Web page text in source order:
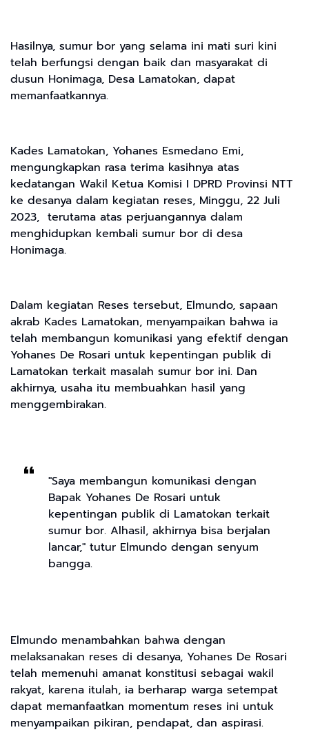
Hasilnya, sumur bor yang selama ini mati suri kini
telah berfungsi dengan baik dan masyarakat di
dusun Honimaga, Desa Lamatokan, dapat
memanfaatkannya.
Kades Lamatokan, Yohanes Esmedano Emi,
mengungkapkan rasa terima kasihnya atas
kedatangan Wakil Ketua Komisi I DPRD Provinsi NTT
ke desanya dalam kegiatan reses, Minggu, 22 Juli
2023, terutama atas perjuangannya dalam
menghidupkan kembali sumur bor di desa
Honimaga.
Dalam kegiatan Reses tersebut, Elmundo, sapaan
akrab Kades Lamatokan, menyampaikan bahwa ia
telah membangun komunikasi yang efektif dengan
Yohanes De Rosari untuk kepentingan publik di
Lamatokan terkait masalah sumur bor ini. Dan
akhirnya, usaha itu membuahkan hasil yang
menggembirakan.
"Saya membangun komunikasi dengan
Bapak Yohanes De Rosari untuk
kepentingan publik di Lamatokan terkait
sumur bor. Alhasil, akhirnya bisa berjalan
lancar," tutur Elmundo dengan senyum
bangga.
Elmundo menambahkan bahwa dengan
melaksanakan reses di desanya, Yohanes De Rosari
telah memenuhi amanat konstitusi sebagai wakil
rakyat, karena itulah, ia berharap warga setempat
dapat memanfaatkan momentum reses ini untuk
menyampaikan pikiran, pendapat, dan aspirasi.